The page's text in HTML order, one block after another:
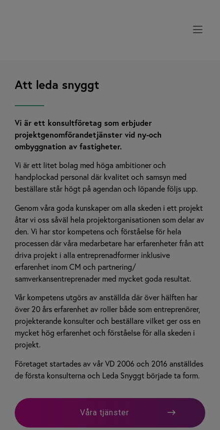
Att leda snyggt
Vi är ett konsultföretag som erbjuder
projektgenomförandetjänster vid ny-och
ombyggnation av fastigheter.
Vi är ett litet bolag med höga ambitioner och
handplockad personal där kvalitet och samsyn med
beställare står högt på agendan och löpande följs upp.
Genom våra goda kunskaper om alla skeden i ett projekt
åtar vi oss såväl hela projektorganisationen som delar av
den. Vi har stor kompetens och förståelse för hela
processen där våra medarbetare har erfarenheter från att
driva projekt i alla entreprenadformer inklusive
erfarenhet inom CM och partnering/
samverkansentreprenader med mycket goda resultat.
Vår kompetens utgörs av anställda där över hälften har
över 20 års erfarenhet av roller både som entreprenörer,
projekterande konsulter och beställare vilket ger oss en
mycket hög erfarenhet och förståelse för alla skeden i
projekt.
Företaget startades av vår VD 2006 och 2016 anställdes
de första konsulterna och Leda Snyggt började ta form.
Våra tjänster